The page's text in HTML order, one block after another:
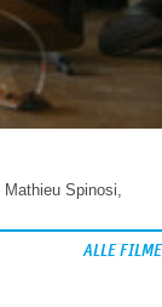
Mathieu Spinosi,
ALLE FILME